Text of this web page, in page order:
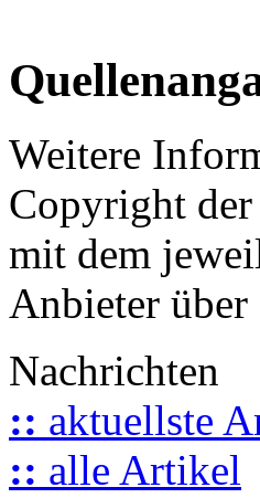
Weitere
Copyright
mit dem
Anbieter
Nachrichten
:: aktuellste
:: alle Artikel